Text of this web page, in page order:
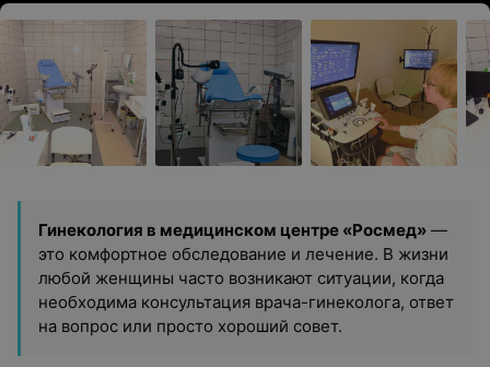
Гинекология в медицинском центре «Росмед» —
это комфортное обследование и лечение. В жизни
любой женщины часто возникают ситуации, когда
необходима консультация врача-гинеколога, ответ
на вопрос или просто хороший совет.